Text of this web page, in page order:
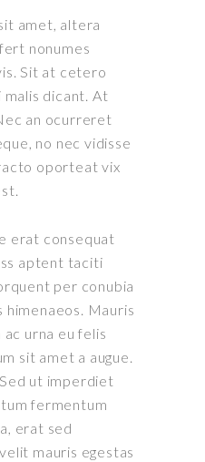
amet, altera
nonumes
Sit at cetero
malis dicant. At
an ocurreret
no nec vidisse
oporteat vix
erat consequat
aptent taciti
per conubia
Mauris
urna eu felis
sit amet a augue.
ut imperdiet
fermentum
erat sed
mauris egestas